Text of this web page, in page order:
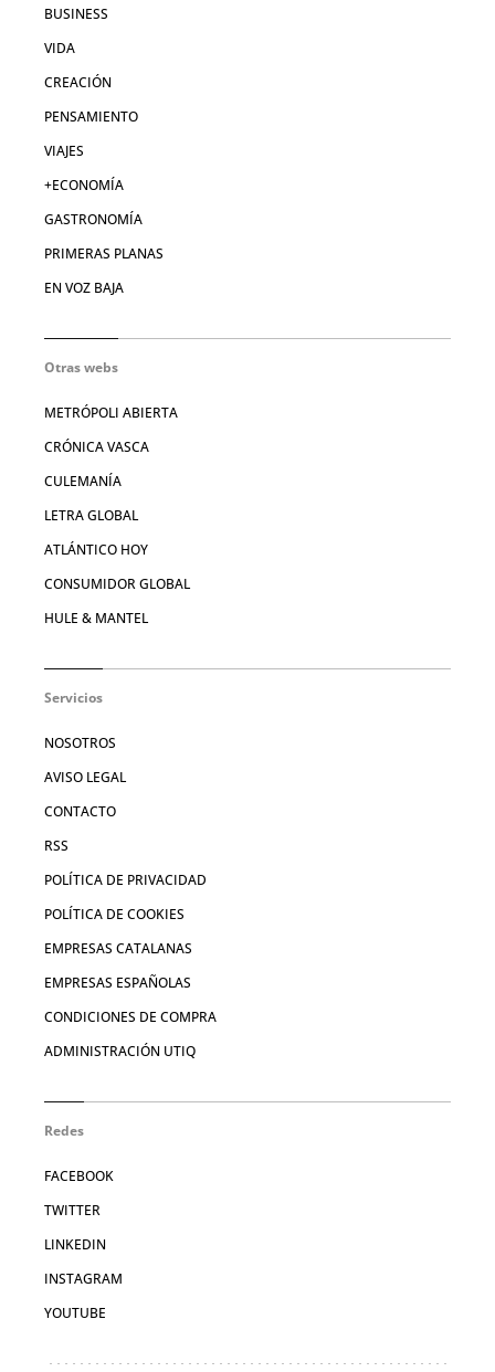
BUSINESS
VIDA
CREACIÓN
PENSAMIENTO
VIAJES
+ECONOMÍA
GASTRONOMÍA
PRIMERAS PLANAS
EN VOZ BAJA
Otras webs
METRÓPOLI ABIERTA
CRÓNICA VASCA
CULEMANÍA
LETRA GLOBAL
ATLÁNTICO HOY
CONSUMIDOR GLOBAL
HULE & MANTEL
Servicios
NOSOTROS
AVISO LEGAL
CONTACTO
RSS
POLÍTICA DE PRIVACIDAD
POLÍTICA DE COOKIES
EMPRESAS CATALANAS
EMPRESAS ESPAÑOLAS
CONDICIONES DE COMPRA
ADMINISTRACIÓN UTIQ
Redes
FACEBOOK
TWITTER
LINKEDIN
INSTAGRAM
YOUTUBE